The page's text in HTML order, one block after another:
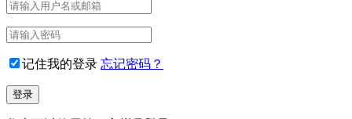
记住我的登录 忘记密码？